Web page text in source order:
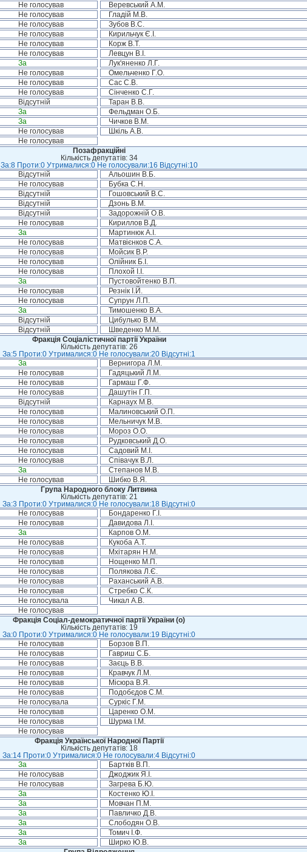
Не голосував Веревський А.М.
Не голосував Гладій М.В.
Не голосував Зубов В.С.
Не голосував Кирильчук Є.І.
Не голосував Корж В.Т.
Не голосував Левцун В.І.
За Лук'яненко Л.Г.
Не голосував Омельченко Г.О.
Не голосував Сас С.В.
Не голосував Сінченко С.Г.
Відсутній Таран В.В.
За Фельдман О.Б.
За Чичков В.М.
Не голосував Шкіль А.В.
Не голосував
Позафракційні
Кількість депутатів: 34
За:8 Проти:0 Утрималися:0 Не голосували:16 Відсутні:10
Відсутній Альошин В.Б.
Не голосував Бубка С.Н.
Відсутній Гошовський В.С.
Відсутній Дзонь В.М.
Відсутній Задорожній О.В.
Не голосував Кириллов В.Д.
За Мартинюк А.І.
Не голосував Матвієнков С.А.
Не голосував Мойсик В.Р.
Не голосував Олійник Б.І.
Не голосував Плохой І.І.
За Пустовойтенко В.П.
Не голосував Резнік І.Й.
Не голосував Супрун Л.П.
За Тимошенко В.А.
Відсутній Цибулько В.М.
Відсутній Шведенко М.М.
Фракція Соціалістичної партії України
Кількість депутатів: 26
За:5 Проти:0 Утрималися:0 Не голосували:20 Відсутні:1
За Вернигора Л.М.
Не голосував Гадяцький Л.М.
Не голосував Гармаш Г.Ф.
Не голосував Дашутін Г.П.
Відсутній Карнаух М.В.
Не голосував Малиновський О.П.
Не голосував Мельничук М.В.
Не голосував Мороз О.О.
Не голосував Рудковський Д.О.
Не голосував Садовий М.І.
Не голосував Співачук В.Л.
За Степанов М.В.
Не голосував Шибко В.Я.
Група Народного блоку Литвина
Кількість депутатів: 21
За:3 Проти:0 Утрималися:0 Не голосували:18 Відсутні:0
Не голосував Бондаренко Г.І.
Не голосував Давидова Л.І.
За Карпов О.М.
Не голосував Кукоба А.Т.
Не голосував Мхітарян Н.М.
Не голосував Нощенко М.П.
Не голосував Полякова Л.Є.
Не голосував Раханський А.В.
Не голосував Стребко С.К.
Не голосувала Чикал А.В.
Не голосував
Фракція Соціал-демократичної партії України (о)
Кількість депутатів: 19
За:0 Проти:0 Утрималися:0 Не голосували:19 Відсутні:0
Не голосував Борзов В.П.
Не голосував Гавриш С.Б.
Не голосував Заєць В.В.
Не голосував Кравчук Л.М.
Не голосував Місюра В.Я.
Не голосував Подобєдов С.М.
Не голосувала Суркіс Г.М.
Не голосував Царенко О.М.
Не голосував Шурма І.М.
Не голосував
Фракція Української Народної Партії
Кількість депутатів: 18
За:14 Проти:0 Утрималися:0 Не голосували:4 Відсутні:0
За Бартків В.П.
Не голосував Джоджик Я.І.
Не голосував Загрева Б.Ю.
За Костенко Ю.І.
За Мовчан П.М.
За Павличко Д.В.
За Слободян О.В.
За Томич І.Ф.
За Ширко Ю.В.